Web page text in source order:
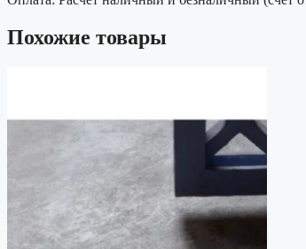
Похожие товары